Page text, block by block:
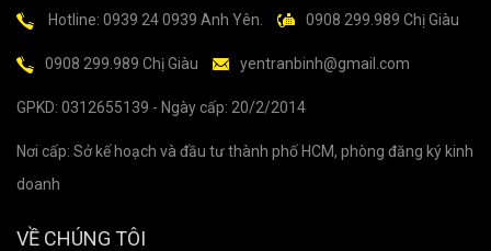
Hotline: 0939 24 0939 Anh Yên. 0908 299.989 Chị Giàu
0908 299.989 Chị Giàu yentranbinh@gmail.com
GPKD: 0312655139 - Ngày cấp: 20/2/2014
Nơi cấp: Sở kế hoạch và đầu tư thành phố HCM, phòng đăng ký kinh
doanh
VỀ CHÚNG TÔI